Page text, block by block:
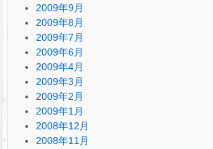
2009年9月
2009年8月
2009年7月
2009年6月
2009年4月
2009年3月
2009年2月
2009年1月
2008年12月
2008年11月